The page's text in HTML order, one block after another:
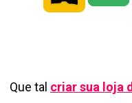
Que tal criar sua loja